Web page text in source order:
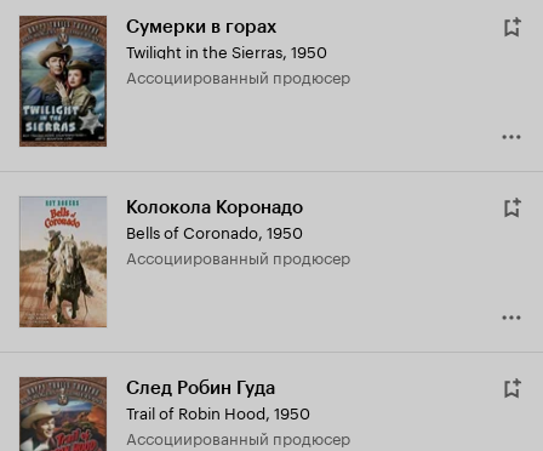
Сумерки в горах
Twilight in the Sierras, 1950
ассоциированный продюсер
Колокола Коронадо
Bells of Coronado, 1950
ассоциированный продюсер
След Робин Гуда
Trail of Robin Hood, 1950
ассоциированный продюсер